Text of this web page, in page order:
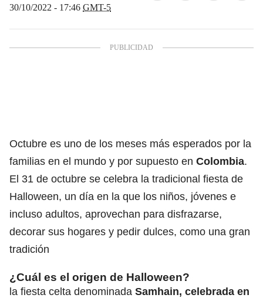
30/10/2022 - 17:46 GMT-5
Octubre es uno de los meses más esperados por la
familias en el mundo y por supuesto en Colombia.
El 31 de octubre se celebra la tradicional fiesta de
Halloween, un día en la que los niños, jóvenes e
incluso adultos, aprovechan para disfrazarse,
decorar sus hogares y pedir dulces, como una gran
tradición
¿Cuál es el origen de Halloween?
la fiesta celta denominada Samhain, celebrada en